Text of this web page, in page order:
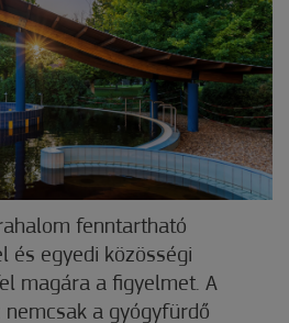
fenntartható
és egyedi közösségi
magára a figyelmet. A
a gyógyfürdő